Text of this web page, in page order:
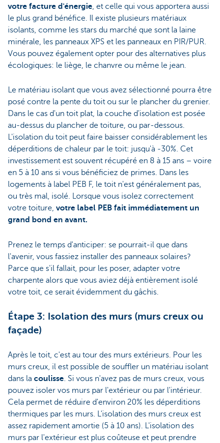
votre facture d'énergie, et celle qui vous apportera aussi
le plus grand bénéfice. Il existe plusieurs matériaux
isolants, comme les stars du marché que sont la laine
minérale, les panneaux XPS et les panneaux en PIR/PUR.
Vous pouvez également opter pour des alternatives plus
écologiques: le liège, le chanvre ou même le jean.
Le matériau isolant que vous avez sélectionné pourra être
posé contre la pente du toit ou sur le plancher du grenier.
Dans le cas d'un toit plat, la couche d'isolation est posée
au-dessus du plancher de toiture, ou par-dessous.
L'isolation du toit peut faire baisser considérablement les
déperditions de chaleur par le toit: jusqu'à -30%. Cet
investissement est souvent récupéré en 8 à 15 ans – voire
en 5 à 10 ans si vous bénéficiez de primes. Dans les
logements à label PEB F, le toit n'est généralement pas,
ou très mal, isolé. Lorsque vous isolez correctement
votre toiture, votre label PEB fait immédiatement un
grand bond en avant.
Prenez le temps d'anticiper: se pourrait-il que dans
l'avenir, vous fassiez installer des panneaux solaires?
Parce que s'il fallait, pour les poser, adapter votre
charpente alors que vous aviez déjà entièrement isolé
votre toit, ce serait évidemment du gâchis.
Étape 3: Isolation des murs (murs creux ou
façade)
Après le toit, c'est au tour des murs extérieurs. Pour les
murs creux, il est possible de souffler un matériau isolant
dans la coulisse. Si vous n'avez pas de murs creux, vous
pouvez isoler vos murs par l'extérieur ou par l'intérieur.
Cela permet de réduire d'environ 20% les déperditions
thermiques par les murs. L'isolation des murs creux est
assez rapidement amortie (5 à 10 ans). L'isolation des
murs par l'extérieur est plus coûteuse et peut prendre